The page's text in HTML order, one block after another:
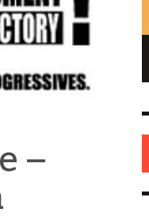
–
– EL FUNDADOR DEL